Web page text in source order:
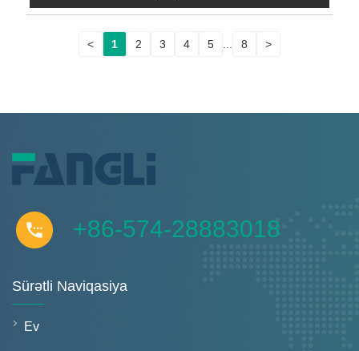
< 1 2 3 4 5 8 >
+86-574-28883018
Sürətli Naviqasiya
Ev